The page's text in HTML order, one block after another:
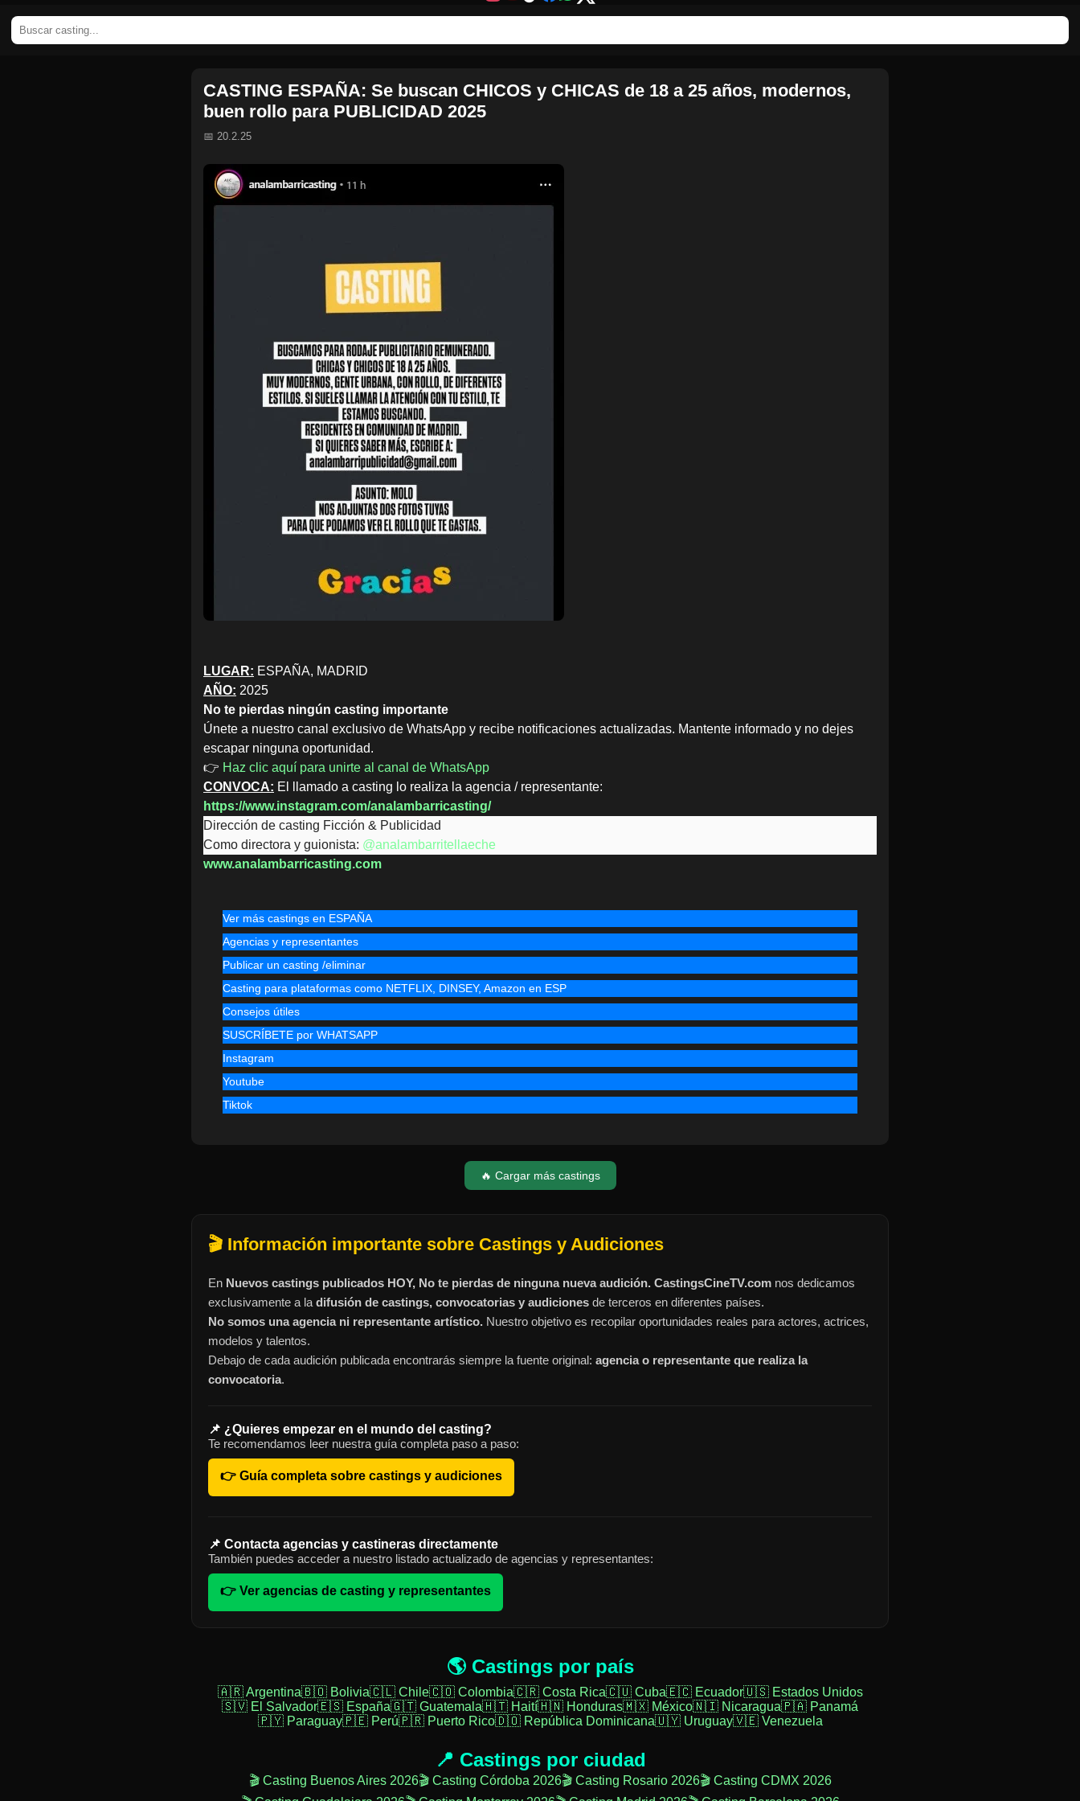
CASTING ESPAÑA: Se buscan CHICOS y CHICAS de 18 a 25 años, modernos,
buen rollo para PUBLICIDAD 2025
📅 20.2.25
LUGAR: ESPAÑA, MADRID
AÑO: 2025
No te pierdas ningún casting importante
Únete a nuestro canal exclusivo de WhatsApp y recibe notificaciones actualizadas. Mantente informado y no dejes
escapar ninguna oportunidad.
👉 Haz clic aquí para unirte al canal de WhatsApp
CONVOCA: El llamado a casting lo realiza la agencia / representante:
https://www.instagram.com/analambarricasting/
Dirección de casting Ficción & Publicidad
Como directora y guionista: @analambarritellaeche
www.analambarricasting.com
Ver más castings en ESPAÑA
Agencias y representantes
Publicar un casting /eliminar
Casting para plataformas como NETFLIX, DINSEY, Amazon en ESP
Consejos útiles
SUSCRÍBETE por WHATSAPP
Instagram
Youtube
Tiktok
🔥 Cargar más castings
🎬 Información importante sobre Castings y Audiciones
En Nuevos castings publicados HOY, No te pierdas de ninguna nueva audición. CastingsCineTV.com nos dedicamos
exclusivamente a la difusión de castings, convocatorias y audiciones de terceros en diferentes países.
No somos una agencia ni representante artístico. Nuestro objetivo es recopilar oportunidades reales para actores, actrices,
modelos y talentos.
Debajo de cada audición publicada encontrarás siempre la fuente original: agencia o representante que realiza la
convocatoria.
📌 ¿Quieres empezar en el mundo del casting?
Te recomendamos leer nuestra guía completa paso a paso:
👉 Guía completa sobre castings y audiciones
📌 Contacta agencias y castineras directamente
También puedes acceder a nuestro listado actualizado de agencias y representantes:
👉 Ver agencias de casting y representantes
🌎 Castings por país
🇦🇷 Argentina🇧🇴 Bolivia🇨🇱 Chile🇨🇴 Colombia🇨🇷 Costa Rica🇨🇺 Cuba🇪🇨 Ecuador🇺🇸 Estados Unidos
🇸🇻 El Salvador🇪🇸 España🇬🇹 Guatemala🇭🇹 Haití🇭🇳 Honduras🇲🇽 México🇳🇮 Nicaragua🇵🇦 Panamá
🇵🇾 Paraguay🇵🇪 Perú🇵🇷 Puerto Rico🇩🇴 República Dominicana🇺🇾 Uruguay🇻🇪 Venezuela
📍 Castings por ciudad
🎬 Casting Buenos Aires 2026🎬 Casting Córdoba 2026🎬 Casting Rosario 2026🎬 Casting CDMX 2026